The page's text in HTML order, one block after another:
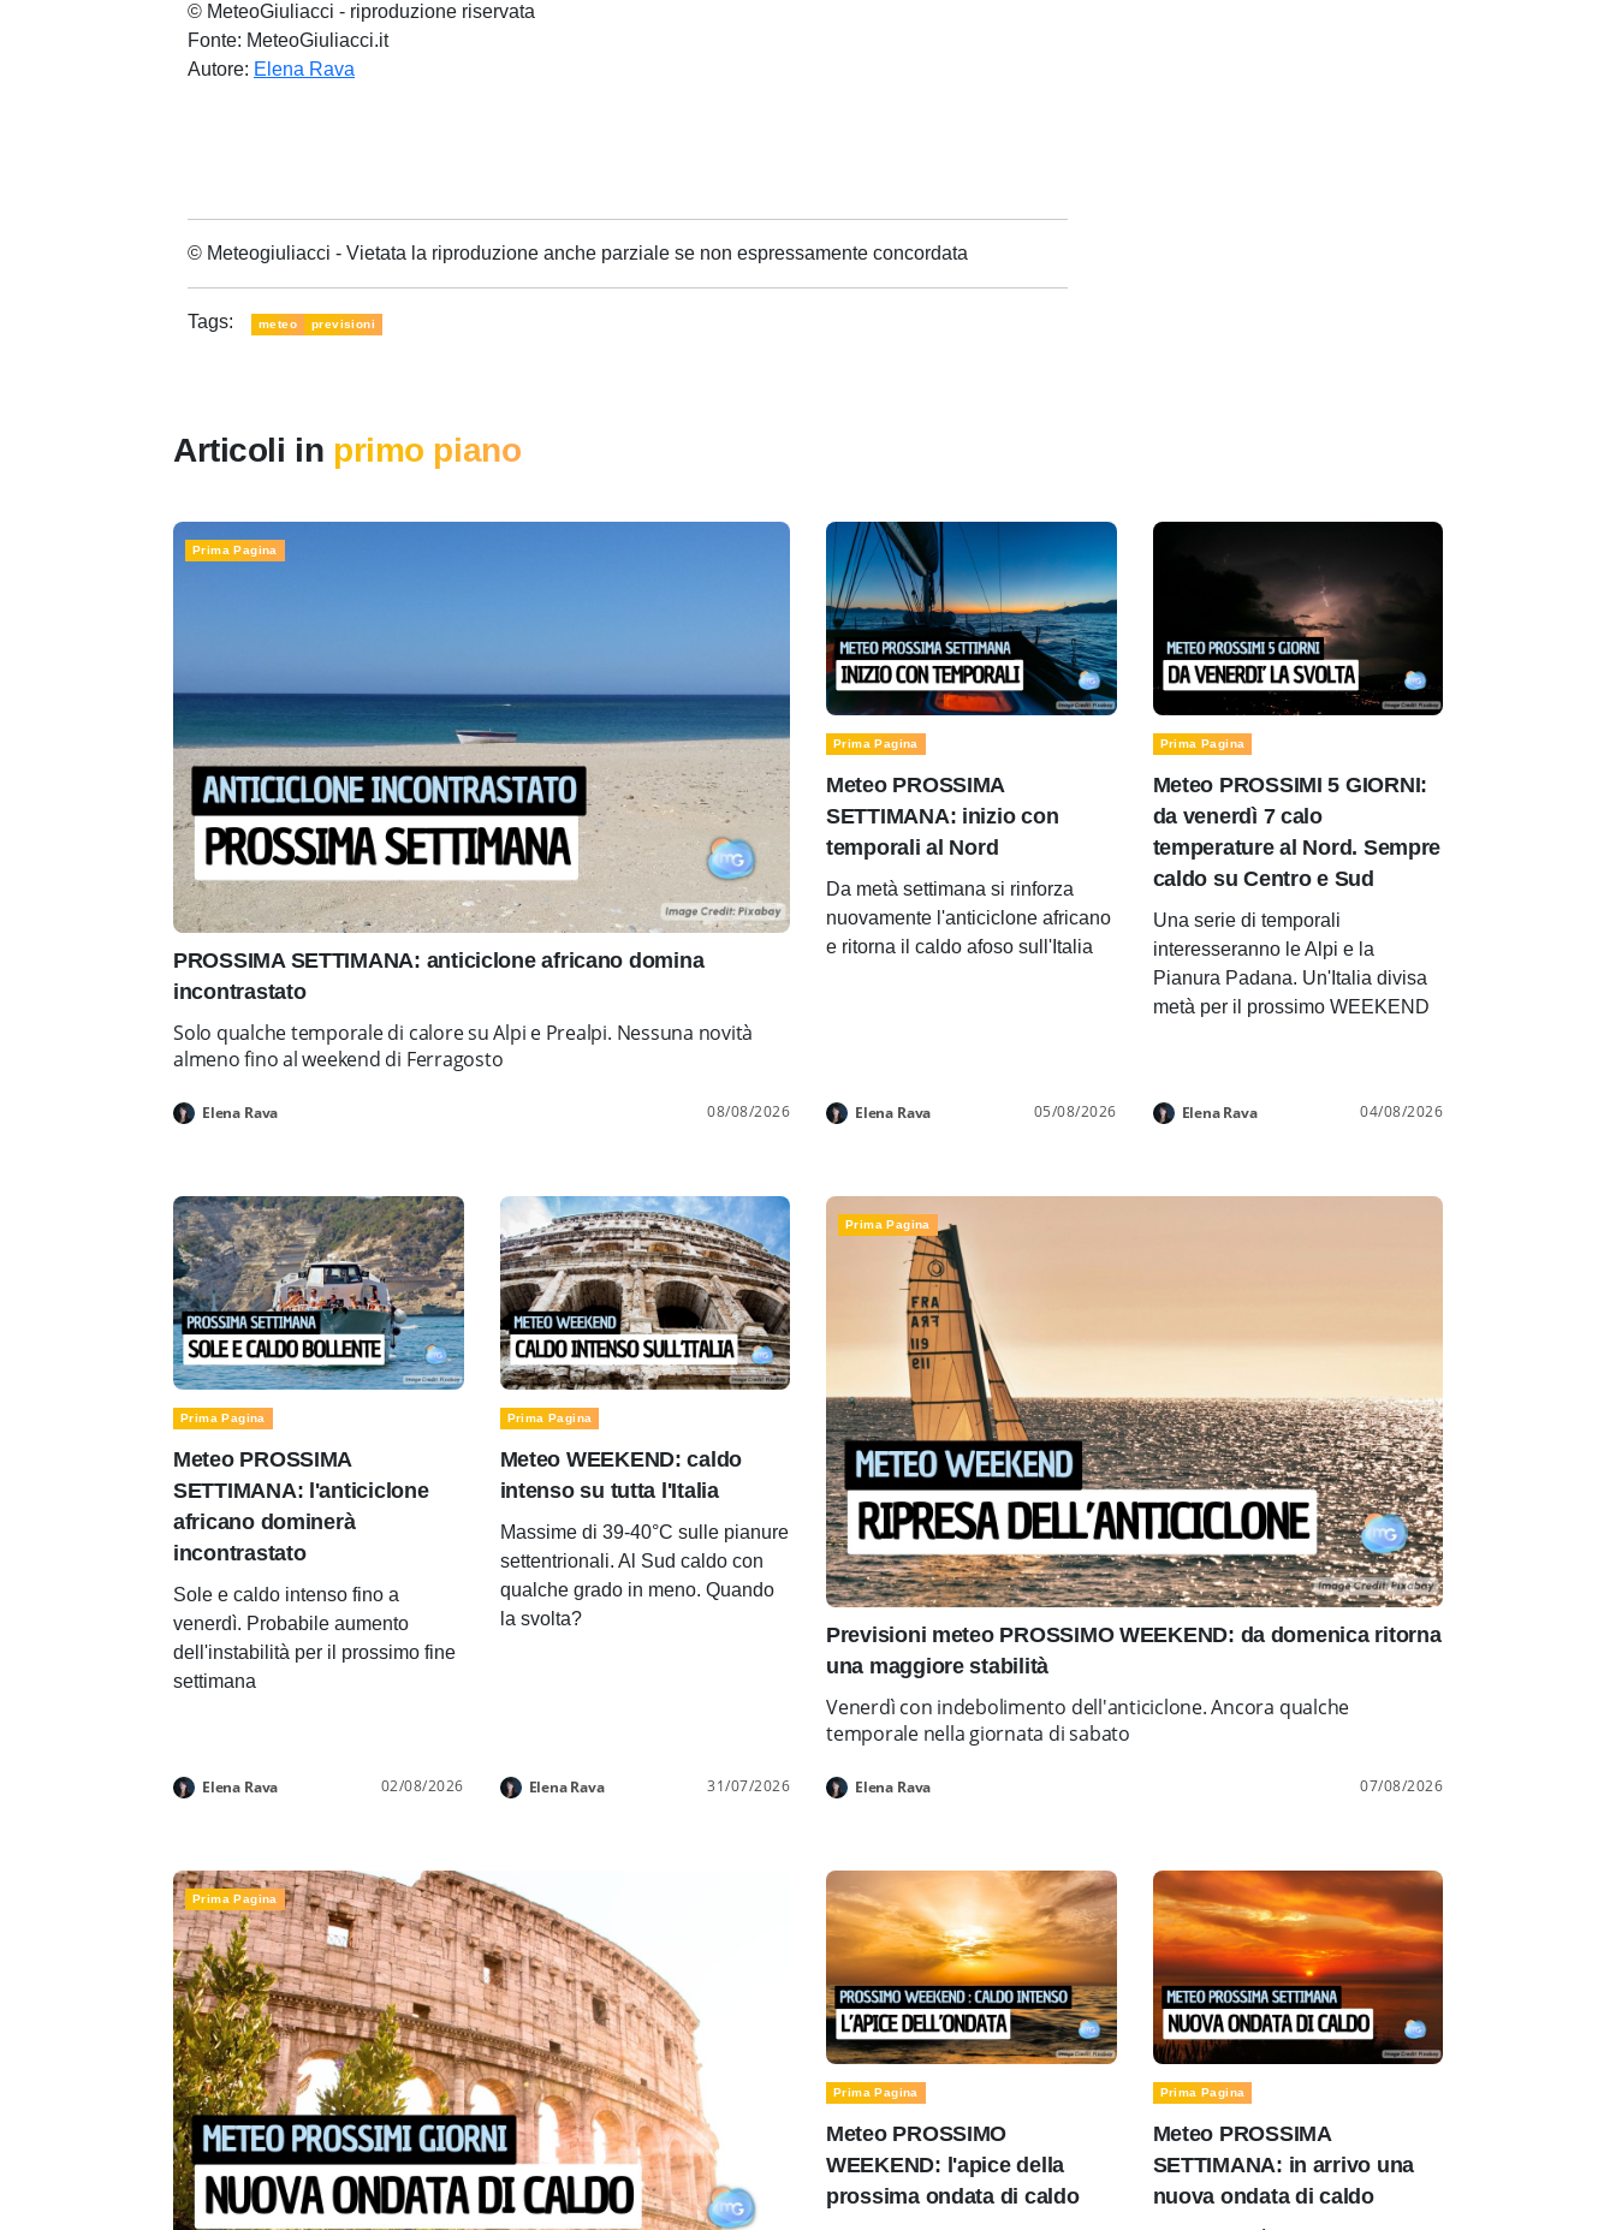
© MeteoGiuliacci - riproduzione riservata
Fonte: MeteoGiuliacci.it
Autore: Elena Rava
© Meteogiuliacci - Vietata la riproduzione anche parziale se non espressamente concordata
Tags: meteo previsioni
Articoli in primo piano
Prima Pagina
PROSSIMA SETTIMANA: anticiclone africano domina
incontrastato
Solo qualche temporale di calore su Alpi e Prealpi. Nessuna novità
almeno fino al weekend di Ferragosto
Elena Rava 08/08/2026
Prima Pagina
Meteo PROSSIMA
SETTIMANA: inizio con
temporali al Nord
Da metà settimana si rinforza
nuovamente l'anticiclone africano
e ritorna il caldo afoso sull'Italia
Elena Rava 05/08/2026
Prima Pagina
Meteo PROSSIMI 5 GIORNI:
da venerdì 7 calo
temperature al Nord. Sempre
caldo su Centro e Sud
Una serie di temporali
interesseranno le Alpi e la
Pianura Padana. Un'Italia divisa
metà per il prossimo WEEKEND
Elena Rava 04/08/2026
Prima Pagina
Meteo PROSSIMA
SETTIMANA: l'anticiclone
africano dominerà
incontrastato
Sole e caldo intenso fino a
venerdì. Probabile aumento
dell'instabilità per il prossimo fine
settimana
Elena Rava 02/08/2026
Prima Pagina
Meteo WEEKEND: caldo
intenso su tutta l'Italia
Massime di 39-40°C sulle pianure
settentrionali. Al Sud caldo con
qualche grado in meno. Quando
la svolta?
Elena Rava 31/07/2026
Prima Pagina
Previsioni meteo PROSSIMO WEEKEND: da domenica ritorna
una maggiore stabilità
Venerdì con indebolimento dell'anticiclone. Ancora qualche
temporale nella giornata di sabato
Elena Rava 07/08/2026
Prima Pagina
Prima Pagina
Meteo PROSSIMO
WEEKEND: l'apice della
prossima ondata di caldo
Prima Pagina
Meteo PROSSIMA
SETTIMANA: in arrivo una
nuova ondata di caldo